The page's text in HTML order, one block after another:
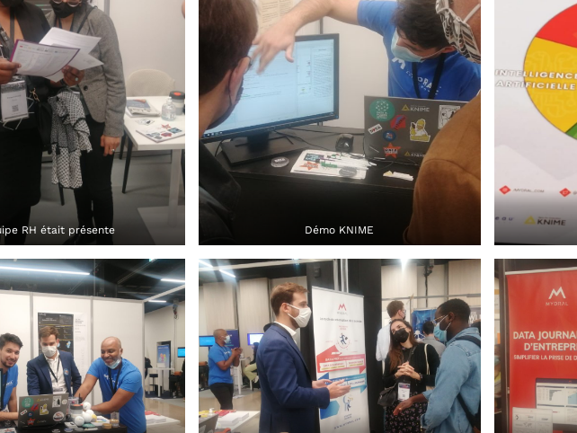
RH était présente Démo KNIME